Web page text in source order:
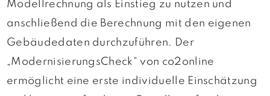
Modellrechnung als Einstieg zu nutzen und
anschließend die Berechnung mit den eigenen
Gebäudedaten durchzuführen. Der
„ModernisierungsCheck“ von co2online
ermöglicht eine erste individuelle Einschätzung